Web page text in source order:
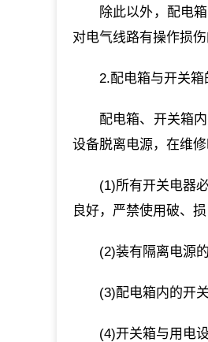
除此以外，配电
对电气线路有操作损
2.配电箱与开关箱
配电箱、开关箱
设备脱离电源，在维
(1)所有开关电器
良好，严禁使用破、损
(2)装有隔离电源
(3)配电箱内的开
(4)开关箱与用电